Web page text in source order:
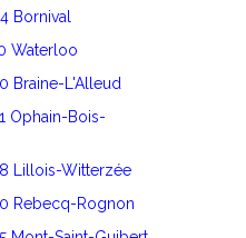
Bornival
Waterloo
Braine-L'Alleud
Ophain-Bois-
Lillois-Witterzée
Rebecq-Rognon